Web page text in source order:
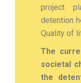
project
detention
Quality of
The
societal
the